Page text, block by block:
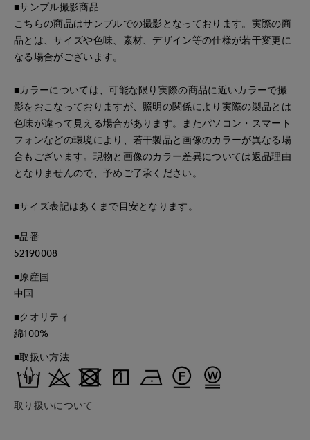
■サンプル撮影商品
こちらの商品はサンプルでの撮影となっております。実際の商
品とは、サイズや色味、素材、デザイン等の仕様が若干変更に
なる場合がございます。
■カラーについては、可能な限り実際の商品に近いカラーで撮
影をおこなっておりますが、照明の関係により実際の製品とは
色味が違って見える場合があります。またパソコン・スマート
フォンなどの環境により、若干製品と画像のカラーが異なる場
合もございます。現物と画像のカラー差異については返品理由
となりませんので、予めご了承ください。
■サイズ表記はあくまで目安となります。
■品番
52190008
■原産国
中国
■クオリティ
綿100%
■取扱い方法
取り扱いについて